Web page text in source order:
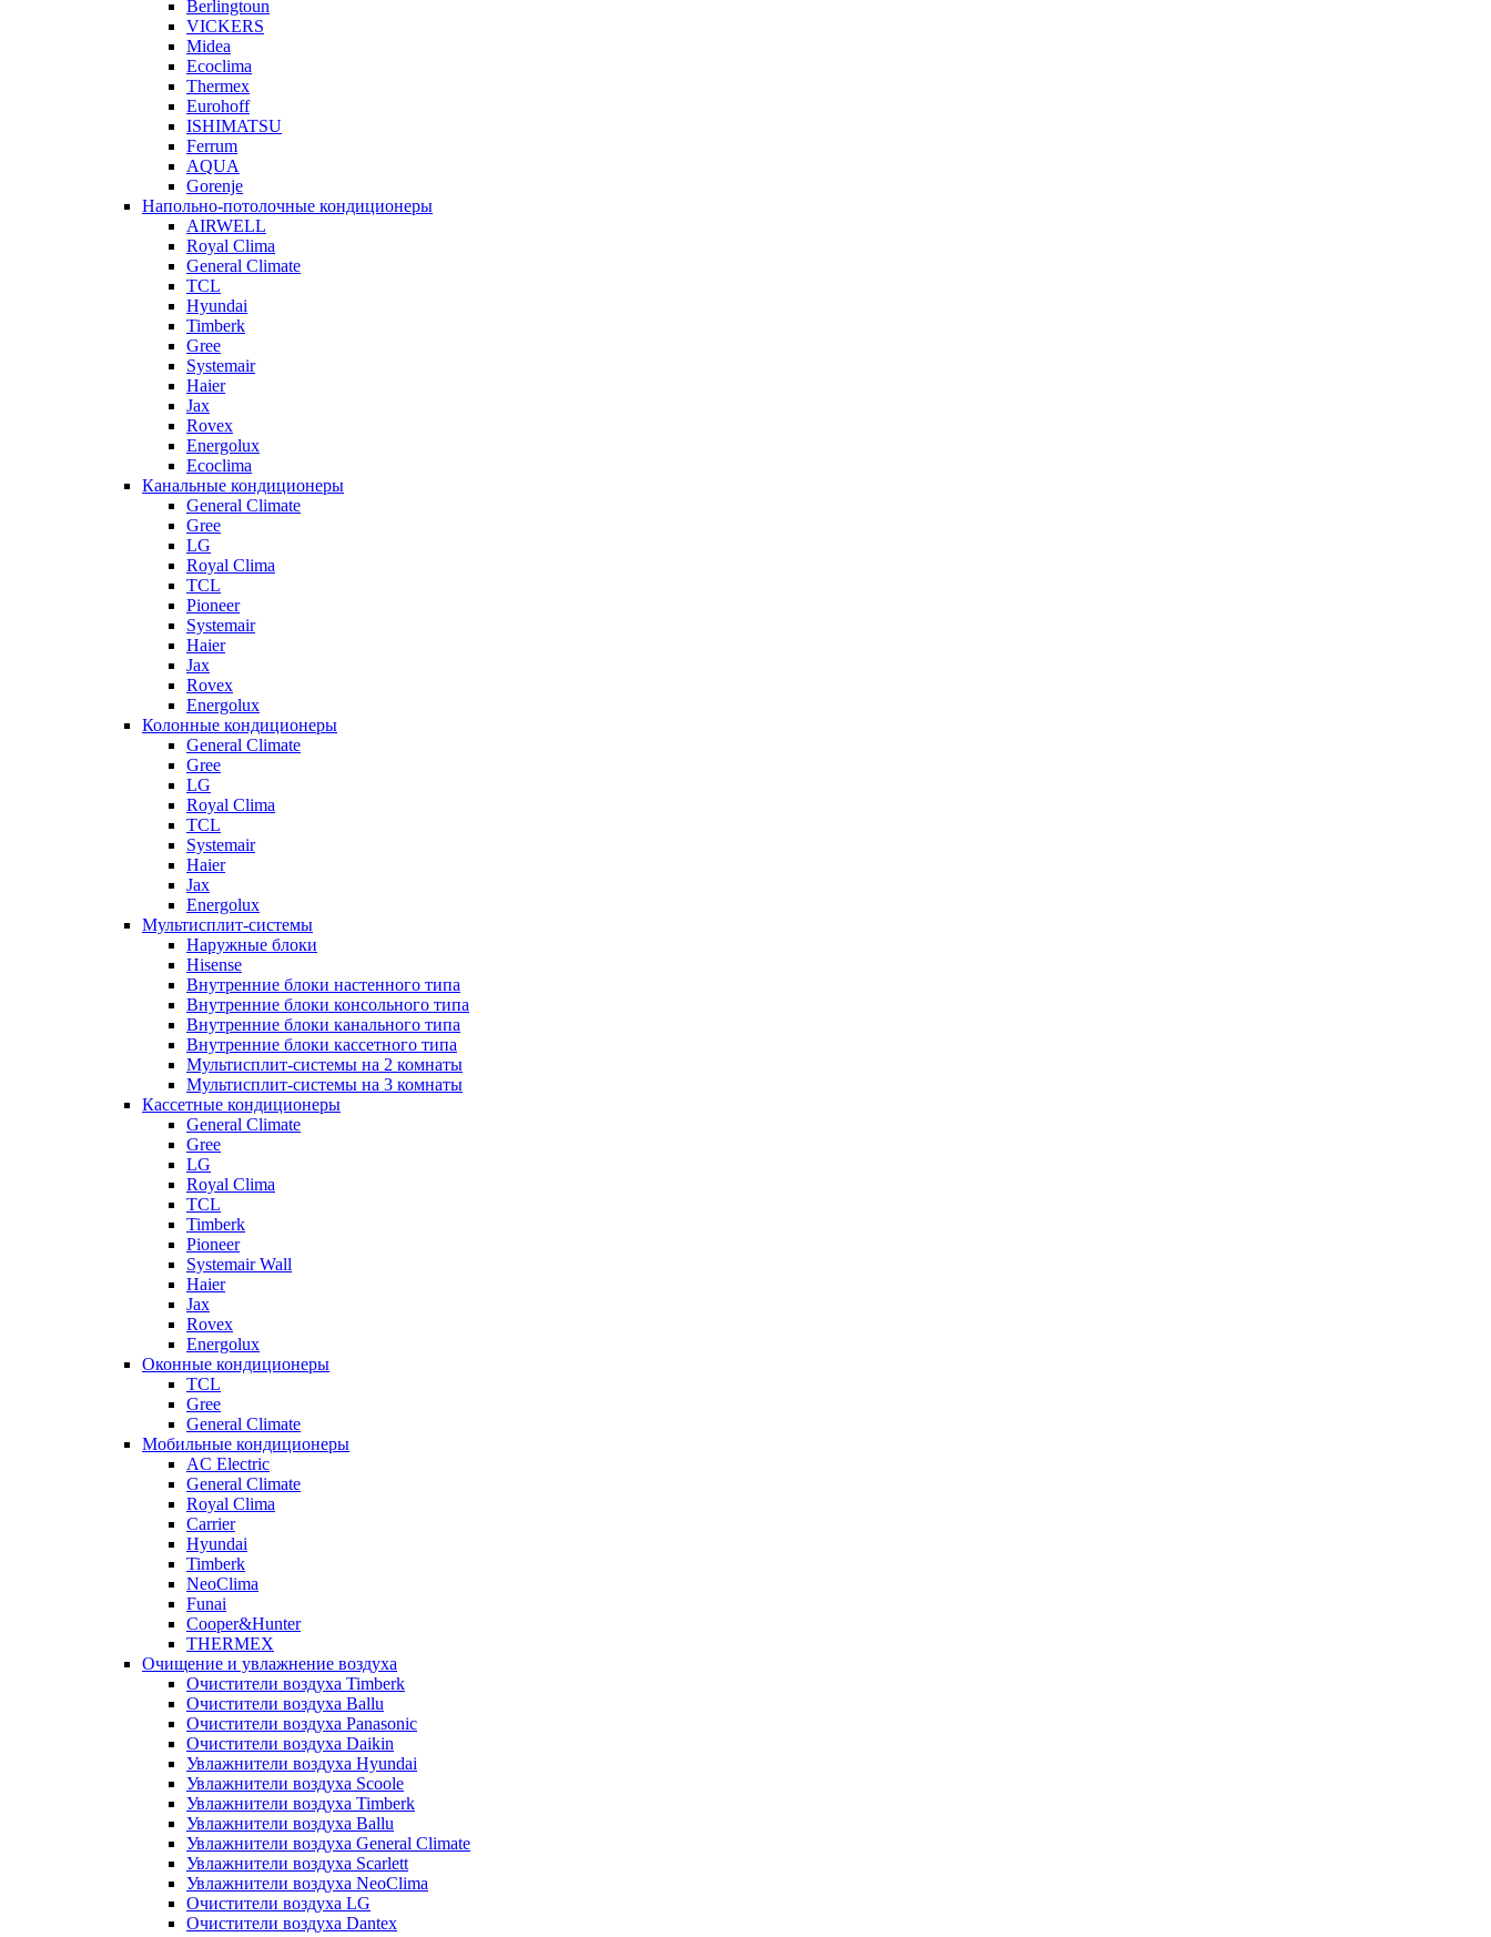
Berlingtoun
VICKERS
Midea
Ecoclima
Thermex
Eurohoff
ISHIMATSU
Ferrum
AQUA
Gorenje
Напольно-потолочные кондиционеры
AIRWELL
Royal Clima
General Climate
TCL
Hyundai
Timberk
Gree
Systemair
Haier
Jax
Rovex
Energolux
Ecoclima
Канальные кондиционеры
General Climate
Gree
LG
Royal Clima
TCL
Pioneer
Systemair
Haier
Jax
Rovex
Energolux
Колонные кондиционеры
General Climate
Gree
LG
Royal Clima
TCL
Systemair
Haier
Jax
Energolux
Мультисплит-системы
Наружные блоки
Hisense
Внутренние блоки настенного типа
Внутренние блоки консольного типа
Внутренние блоки канального типа
Внутренние блоки кассетного типа
Мультисплит-системы на 2 комнаты
Мультисплит-системы на 3 комнаты
Кассетные кондиционеры
General Climate
Gree
LG
Royal Clima
TCL
Timberk
Pioneer
Systemair Wall
Haier
Jax
Rovex
Energolux
Оконные кондиционеры
TCL
Gree
General Climate
Мобильные кондиционеры
AC Electric
General Climate
Royal Clima
Carrier
Hyundai
Timberk
NeoClima
Funai
Cooper&Hunter
THERMEX
Очищение и увлажнение воздуха
Очистители воздуха Timberk
Очистители воздуха Ballu
Очистители воздуха Panasonic
Очистители воздуха Daikin
Увлажнители воздуха Hyundai
Увлажнители воздуха Scoole
Увлажнители воздуха Timberk
Увлажнители воздуха Ballu
Увлажнители воздуха General Climate
Увлажнители воздуха Scarlett
Увлажнители воздуха NeoClima
Очистители воздуха LG
Очистители воздуха Dantex